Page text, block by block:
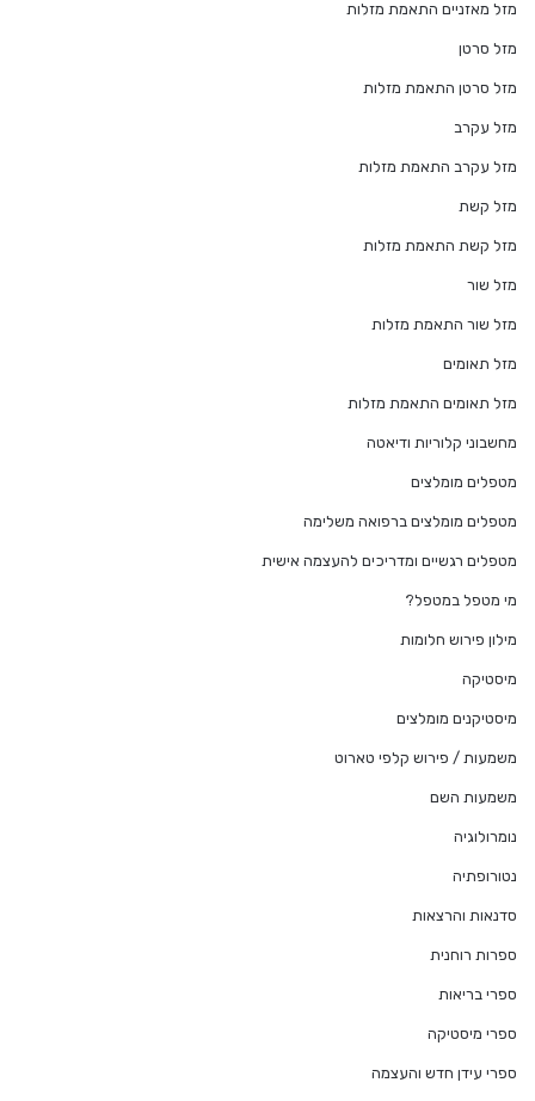
מזל מאזניים התאמת מזלות
מזל סרטן
מזל סרטן התאמת מזלות
מזל עקרב
מזל עקרב התאמת מזלות
מזל קשת
מזל קשת התאמת מזלות
מזל שור
מזל שור התאמת מזלות
מזל תאומים
מזל תאומים התאמת מזלות
מחשבוני קלוריות ודיאטה
מטפלים מומלצים
מטפלים מומלצים ברפואה משלימה
מטפלים רגשיים ומדריכים להעצמה אישית
מי מטפל במטפל?
מילון פירוש חלומות
מיסטיקה
מיסטיקנים מומלצים
משמעות / פירוש קלפי טארוט
משמעות השם
נומרולוגיה
נטורופתיה
סדנאות והרצאות
ספרות רוחנית
ספרי בריאות
ספרי מיסטיקה
ספרי עידן חדש והעצמה